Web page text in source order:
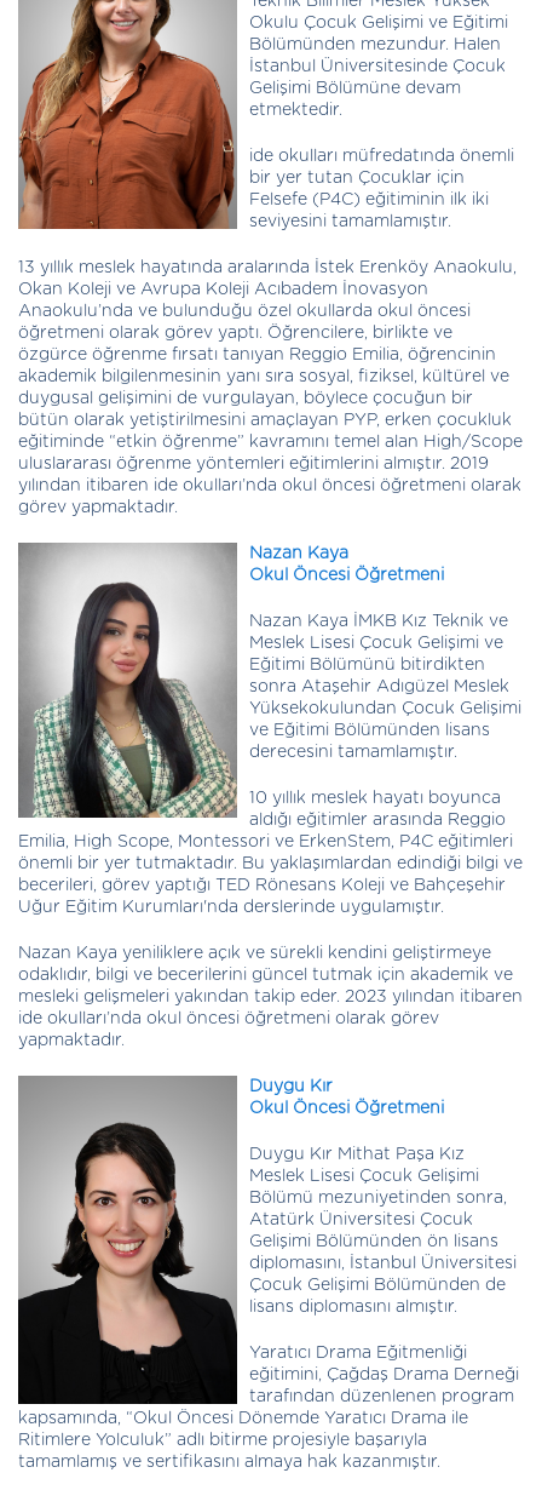
Okulu Çocuk Gelişimi ve Eğitimi
Bölümünden mezundur. Halen
İstanbul Üniversitesinde Çocuk
Gelişimi Bölümüne devam
etmektedir.
ide okulları müfredatında önemli
bir yer tutan Çocuklar için
Felsefe (P4C) eğitiminin ilk iki
seviyesini tamamlamıştır.
13 yıllık meslek hayatında aralarında İstek Erenköy Anaokulu,
Okan Koleji ve Avrupa Koleji Acıbadem İnovasyon
Anaokulu’nda ve bulunduğu özel okullarda okul öncesi
öğretmeni olarak görev yaptı. Öğrencilere, birlikte ve
özgürce öğrenme fırsatı tanıyan Reggio Emilia, öğrencinin
akademik bilgilenmesinin yanı sıra sosyal, fiziksel, kültürel ve
duygusal gelişimini de vurgulayan, böylece çocuğun bir
bütün olarak yetiştirilmesini amaçlayan PYP, erken çocukluk
eğitiminde “etkin öğrenme” kavramını temel alan High/Scope
uluslararası öğrenme yöntemleri eğitimlerini almıştır. 2019
yılından itibaren ide okulları’nda okul öncesi öğretmeni olarak
görev yapmaktadır.
Nazan Kaya
Okul Öncesi Öğretmeni
Nazan Kaya İMKB Kız Teknik ve
Meslek Lisesi Çocuk Gelişimi ve
Eğitimi Bölümünü bitirdikten
sonra Ataşehir Adıgüzel Meslek
Yüksekokulundan Çocuk Gelişimi
ve Eğitimi Bölümünden lisans
derecesini tamamlamıştır.
10 yıllık meslek hayatı boyunca
aldığı eğitimler arasında Reggio
Emilia, High Scope, Montessori ve ErkenStem, P4C eğitimleri
önemli bir yer tutmaktadır. Bu yaklaşımlardan edindiği bilgi ve
becerileri, görev yaptığı TED Rönesans Koleji ve Bahçeşehir
Uğur Eğitim Kurumları'nda derslerinde uygulamıştır.
Nazan Kaya yeniliklere açık ve sürekli kendini geliştirmeye
odaklıdır, bilgi ve becerilerini güncel tutmak için akademik ve
mesleki gelişmeleri yakından takip eder. 2023 yılından itibaren
ide okulları’nda okul öncesi öğretmeni olarak görev
yapmaktadır.
Duygu Kır
Okul Öncesi Öğretmeni
Duygu Kır Mithat Paşa Kız
Meslek Lisesi Çocuk Gelişimi
Bölümü mezuniyetinden sonra,
Atatürk Üniversitesi Çocuk
Gelişimi Bölümünden ön lisans
diplomasını, İstanbul Üniversitesi
Çocuk Gelişimi Bölümünden de
lisans diplomasını almıştır.
Yaratıcı Drama Eğitmenliği
eğitimini, Çağdaş Drama Derneği
tarafından düzenlenen program
kapsamında, “Okul Öncesi Dönemde Yaratıcı Drama ile
Ritimlere Yolculuk” adlı bitirme projesiyle başarıyla
tamamlamış ve sertifikasını almaya hak kazanmıştır.